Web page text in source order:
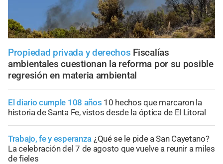
Propiedad privada y derechos Fiscalías
ambientales cuestionan la reforma por su posible
regresión en materia ambiental
El diario cumple 108 años 10 hechos que marcaron la
historia de Santa Fe, vistos desde la óptica de El Litoral
Trabajo, fe y esperanza ¿Qué se le pide a San Cayetano?
La celebración del 7 de agosto que vuelve a reunir a miles
de fieles